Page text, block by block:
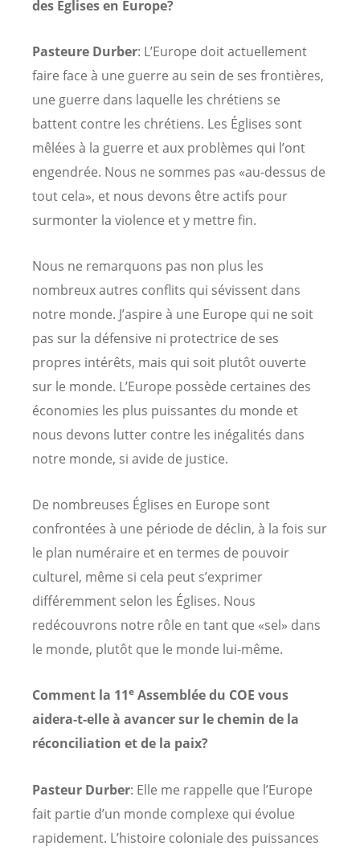
des Églises en Europe?
Pasteure Durber: L’Europe doit actuellement
faire face à une guerre au sein de ses frontières,
une guerre dans laquelle les chrétiens se
battent contre les chrétiens. Les Églises sont
mêlées à la guerre et aux problèmes qui l’ont
engendrée. Nous ne sommes pas «au-dessus de
tout cela», et nous devons être actifs pour
surmonter la violence et y mettre fin.
Nous ne remarquons pas non plus les
nombreux autres conflits qui sévissent dans
notre monde. J’aspire à une Europe qui ne soit
pas sur la défensive ni protectrice de ses
propres intérêts, mais qui soit plutôt ouverte
sur le monde. L’Europe possède certaines des
économies les plus puissantes du monde et
nous devons lutter contre les inégalités dans
notre monde, si avide de justice.
De nombreuses Églises en Europe sont
confrontées à une période de déclin, à la fois sur
le plan numéraire et en termes de pouvoir
culturel, même si cela peut s’exprimer
différemment selon les Églises. Nous
redécouvrons notre rôle en tant que «sel» dans
le monde, plutôt que le monde lui-même.
Comment la 11e Assemblée du COE vous
aidera-t-elle à avancer sur le chemin de la
réconciliation et de la paix?
Pasteur Durber: Elle me rappelle que l’Europe
fait partie d’un monde complexe qui évolue
rapidement. L’histoire coloniale des puissances